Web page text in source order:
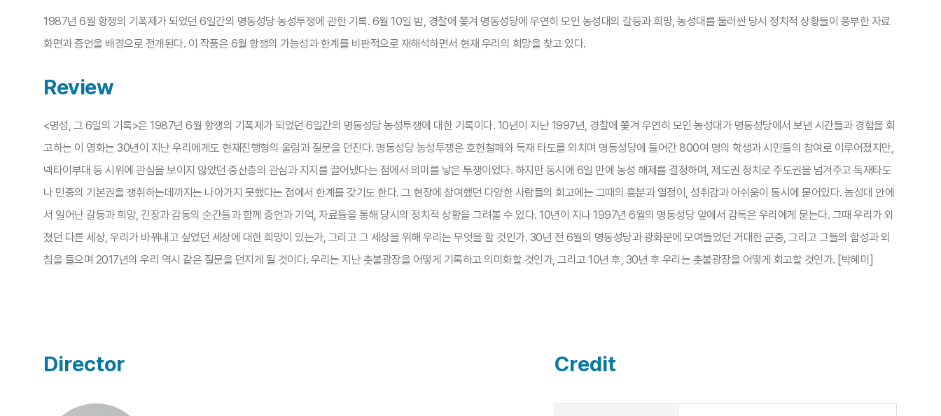
1987년 6월 항쟁의 기폭제가 되었던 6일간의 명동성당 농성투쟁에 관한 기록. 6월 10일 밤, 경찰에 쫓겨 명동성당에 우연히 모인 농성대의 갈등과 희망, 농성대를 둘러싼 당시 정치적 상황들이 풍부한 자료
화면과 증언을 배경으로 전개된다. 이 작품은 6월 항쟁의 가능성과 한계를 비판적으로 재해석하면서 현재 우리의 희망을 찾고 있다.
Review
<명성, 그 6일의 기록>은 1987년 6월 항쟁의 기폭제가 되었던 6일간의 명동성당 농성투쟁에 대한 기록이다. 10년이 지난 1997년, 경찰에 쫓겨 우연히 모인 농성대가 명동성당에서 보낸 시간들과 경험을 회
고하는 이 영화는 30년이 지난 우리에게도 현재진행형의 울림과 질문을 던진다. 명동성당 농성투쟁은 호헌철폐와 독재 타도를 외치며 명동성당에 들어간 800여 명의 학생과 시민들의 참여로 이루어졌지만,
넥타이부대 등 시위에 관심을 보이지 않았던 중산층의 관심과 지지를 끌어냈다는 점에서 의미를 낳은 투쟁이었다. 하지만 동시에 6일 만에 농성 해제를 결정하며, 제도권 정치로 주도권을 넘겨주고 독재타도
나 민중의 기본권을 쟁취하는데까지는 나아가지 못했다는 점에서 한계를 갖기도 한다. 그 현장에 참여했던 다양한 사람들의 회고에는 그때의 흥분과 열정이, 성취감과 아쉬움이 동시에 묻어있다. 농성대 안에
서 일어난 갈등과 희망, 긴장과 감동의 순간들과 함께 증언과 기억, 자료들을 통해 당시의 정치적 상황을 그려볼 수 있다. 10년이 지나 1997년 6월의 명동성당 앞에서 감독은 우리에게 묻는다. 그때 우리가 외
쳤던 다른 세상, 우리가 바꿔내고 싶었던 세상에 대한 희망이 있는가, 그리고 그 세상을 위해 우리는 무엇을 할 것인가. 30년 전 6월의 명동성당과 광화문에 모여들었던 거대한 군중, 그리고 그들의 함성과 외
침을 들으며 2017년의 우리 역시 같은 질문을 던지게 될 것이다. 우리는 지난 촛불광장을 어떻게 기록하고 의미화할 것인가, 그리고 10년 후, 30년 후 우리는 촛불광장을 어떻게 회고할 것인가. [박혜미]
Director Credit